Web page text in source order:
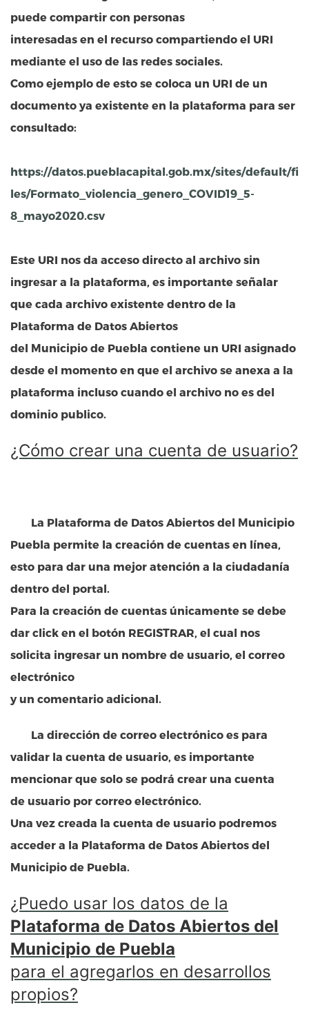
puede compartir con personas
interesadas en el recurso compartiendo el URI
mediante el uso de las redes sociales.
Como ejemplo de esto se coloca un URI de un
documento ya existente en la plataforma para ser
consultado:
https://datos.pueblacapital.gob.mx/sites/default/fi
les/Formato_violencia_genero_COVID19_5-
8_mayo2020.csv
Este URI nos da acceso directo al archivo sin
ingresar a la plataforma, es importante señalar
que cada archivo existente dentro de la
Plataforma de Datos Abiertos
del Municipio de Puebla contiene un URI asignado
desde el momento en que el archivo se anexa a la
plataforma incluso cuando el archivo no es del
dominio publico.
¿Cómo crear una cuenta de usuario?
La Plataforma de Datos Abiertos del Municipio
Puebla permite la creación de cuentas en línea,
esto para dar una mejor atención a la ciudadanía
dentro del portal.
Para la creación de cuentas únicamente se debe
dar click en el botón REGISTRAR, el cual nos
solicita ingresar un nombre de usuario, el correo
electrónico
y un comentario adicional.
La dirección de correo electrónico es para
validar la cuenta de usuario, es importante
mencionar que solo se podrá crear una cuenta
de usuario por correo electrónico.
Una vez creada la cuenta de usuario podremos
acceder a la Plataforma de Datos Abiertos del
Municipio de Puebla.
¿Puedo usar los datos de la
Plataforma de Datos Abiertos del
Municipio de Puebla
para el agregarlos en desarrollos
propios?